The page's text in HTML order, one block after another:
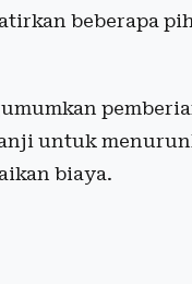
beberapa
untuk
biaya.